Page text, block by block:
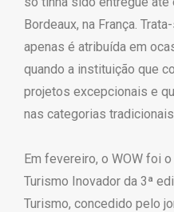
Bordeaux, na França.
apenas é atribuída em
quando a instituição que
projetos excepcionais e
nas categorias
Em fevereiro, o WOW foi
Turismo Inovador da 3ª
Turismo, concedido pelo